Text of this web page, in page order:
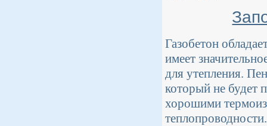
Газобетон
имеет
для утепления.
который не будет
хорошими
теплопроводности.